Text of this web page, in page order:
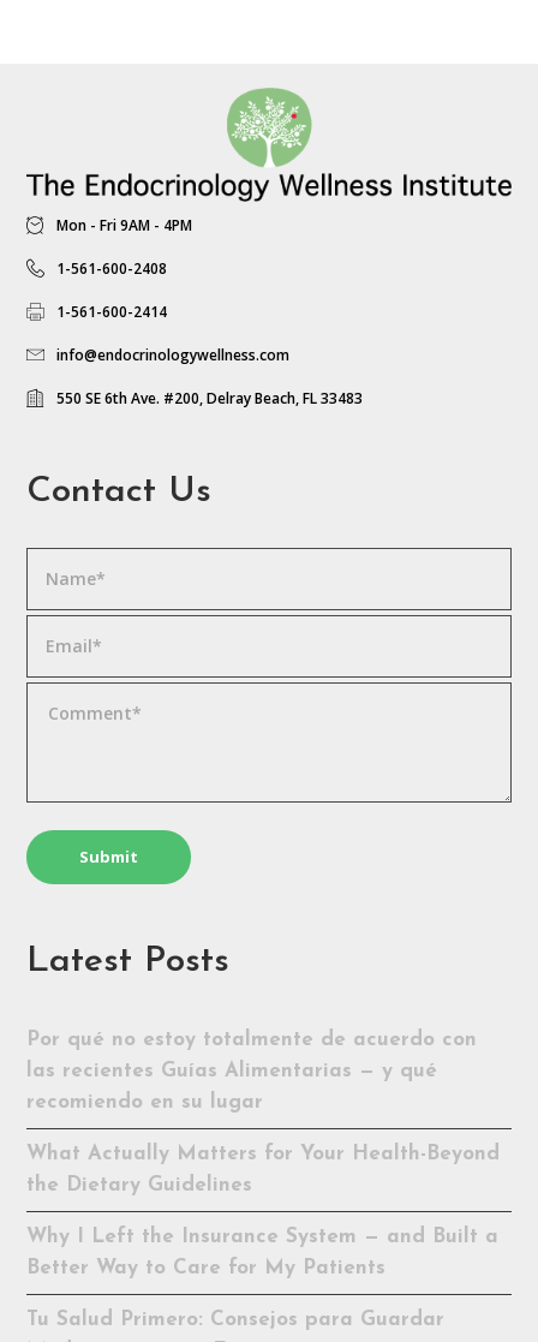
Mon - Fri 9AM - 4PM
1-561-600-2408
1-561-600-2414
info@endocrinologywellness.com
550 SE 6th Ave. #200, Delray Beach, FL 33483
Contact Us
Latest Posts
Por qué no estoy totalmente de acuerdo con
las recientes Guías Alimentarias — y qué
recomiendo en su lugar
What Actually Matters for Your Health-Beyond
the Dietary Guidelines
Why I Left the Insurance System — and Built a
Better Way to Care for My Patients
Tu Salud Primero: Consejos para Guardar